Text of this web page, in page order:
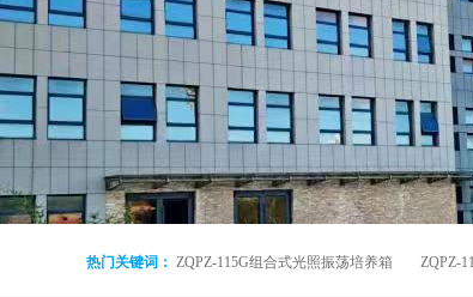
热门关键词： ZQPZ-115G组合式光照振荡培养箱 ZQPZ-